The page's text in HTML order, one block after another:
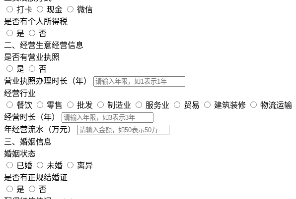
打卡
现金
微信
是否有个人所得税
是
否
二、经营生意经营信息
是否有营业执照
是
否
营业执照办理时长（年）
经营行业
餐饮
零售 批发 制造业 服务业 贸易 建筑装修 物流运输
经营时长（年）
年经营流水（万元）
三、婚姻信息
婚姻状态
已婚
未婚
离异
是否有正规结婚证
是
否